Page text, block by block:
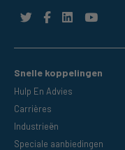
Snelle koppelingen
Hulp En Advies
Carrières
Industrieën
Speciale aanbiedingen